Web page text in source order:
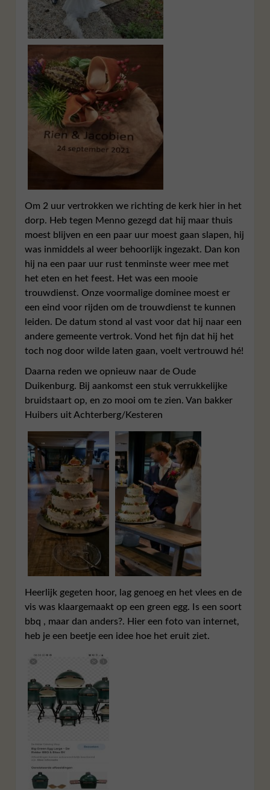
Om 2 uur vertrokken we richting de kerk hier in het
dorp. Heb tegen Menno gezegd dat hij maar thuis
moest blijven en een paar uur moest gaan slapen, hij
was inmiddels al weer behoorlijk ingezakt. Dan kon
hij na een paar uur rust tenminste weer mee met
het eten en het feest. Het was een mooie
trouwdienst. Onze voormalige dominee moest er
een eind voor rijden om de trouwdienst te kunnen
leiden. De datum stond al vast voor dat hij naar een
andere gemeente vertrok. Vond het fijn dat hij het
toch nog door wilde laten gaan, voelt vertrouwd hé!
Daarna reden we opnieuw naar de Oude
Duikenburg. Bij aankomst een stuk verrukkelijke
bruidstaart op, en zo mooi om te zien. Van bakker
Huibers uit Achterberg/Kesteren
Heerlijk gegeten hoor, lag genoeg en het vlees en de
vis was klaargemaakt op een green egg. Is een soort
bbq , maar dan anders?. Hier een foto van internet,
heb je een beetje een idee hoe het eruit ziet.